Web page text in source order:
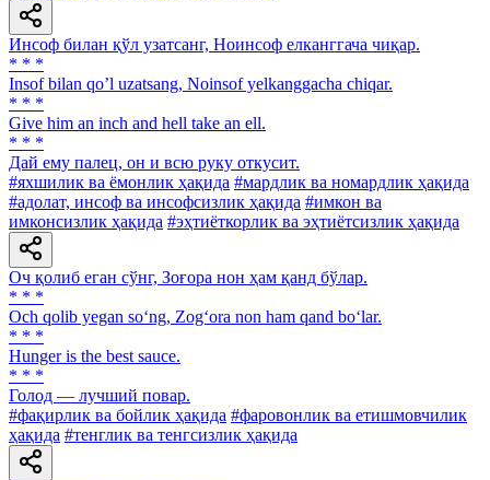
Инсоф билан қўл узатсанг, Ноинсоф елканггача чиқар.
* * *
Insof bilan qoʼl uzatsang, Noinsof yelkanggacha chiqar.
* * *
Give him an inch and hell take an ell.
* * *
Дай ему палец, он и всю руку откусит.
#яхшилик ва ёмонлик ҳақида #мардлик ва номардлик ҳақида
#адолат, инсоф ва инсофсизлик ҳақида #имкон ва
имконсизлик ҳақида #эҳтиёткорлик ва эҳтиётсизлик ҳақида
Оч қолиб еган сўнг, Зоғора нон ҳам қанд бўлар.
* * *
Och qolib yegan so‘ng, Zog‘ora non ham qand bo‘lar.
* * *
Hunger is the best sauce.
* * *
Голод — лучший повар.
#фақирлик ва бойлик ҳақида #фаровонлик ва етишмовчилик
ҳақида #тенглик ва тенгсизлик ҳақида